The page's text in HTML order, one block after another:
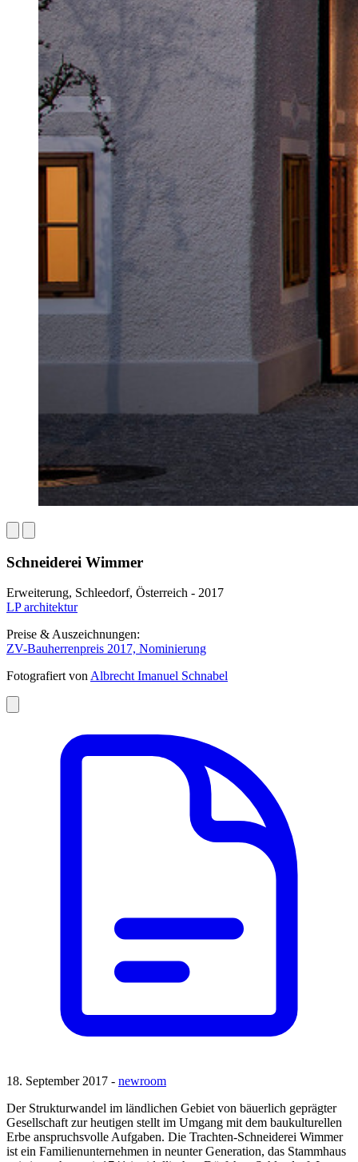
Schneiderei Wimmer
Erweiterung, Schleedorf, Österreich - 2017
LP architektur
Preise & Auszeichnungen:
ZV-Bauherrenpreis 2017, Nominierung
Fotografiert vonAlbrecht Imanuel Schnabel
18. September 2017 - newroom
Der Strukturwandel im ländlichen Gebiet von bäuerlich geprägter
Gesellschaft zur heutigen stellt im Umgang mit dem baukulturellen
Erbe anspruchsvolle Aufgaben. Die Trachten-Schneiderei Wimmer
ist ein Familienunternehmen in neunter Generation, das Stammhaus